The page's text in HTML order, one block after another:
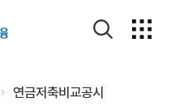
연금저축비교공시